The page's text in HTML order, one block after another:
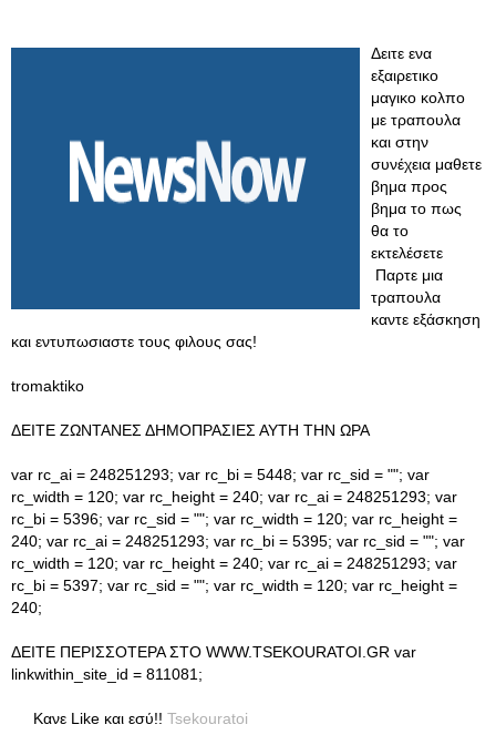
Δειτε ενα
εξαιρετικο
μαγικο κολπο
με τραπουλα
και στην
συνέχεια μαθετε
βημα προς
βημα το πως
θα το
εκτελέσετε
Παρτε μια
τραπουλα
καντε εξάσκηση
και εντυπωσιαστε τους φιλους σας!
tromaktiko
ΔΕΙΤΕ ΖΩΝΤΑΝΕΣ ΔΗΜΟΠΡΑΣΙΕΣ ΑΥΤΗ ΤΗΝ ΩΡΑ
var rc_ai = 248251293; var rc_bi = 5448; var rc_sid = ""; var
rc_width = 120; var rc_height = 240; var rc_ai = 248251293; var
rc_bi = 5396; var rc_sid = ""; var rc_width = 120; var rc_height =
240; var rc_ai = 248251293; var rc_bi = 5395; var rc_sid = ""; var
rc_width = 120; var rc_height = 240; var rc_ai = 248251293; var
rc_bi = 5397; var rc_sid = ""; var rc_width = 120; var rc_height =
240;
ΔΕΙΤΕ ΠΕΡΙΣΣΟΤΕΡΑ ΣΤΟ WWW.TSEKOURATOI.GR var
linkwithin_site_id = 811081;
Κανε Like και εσύ!! Tsekouratoi